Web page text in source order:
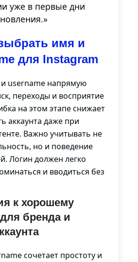
уже в первые дни
имя и
для Instagram
username напрямую
переходы и восприятие
на этом этапе снижает
аккаунта даже при
Важно учитывать не
но и поведение
Логин должен легко
и вводиться без
к хорошему
бренда и
сочетает простоту и